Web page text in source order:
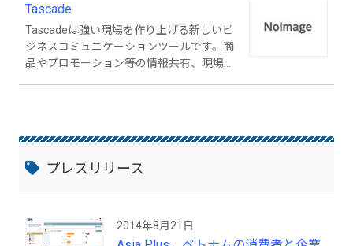
Tascade
Tascadeは強い現場を作り上げる新しいビ
ジネスコミュニケーションツールです。商
品やプロモーション等の情報共有、現場か
プレスリリース
2014年8月21日